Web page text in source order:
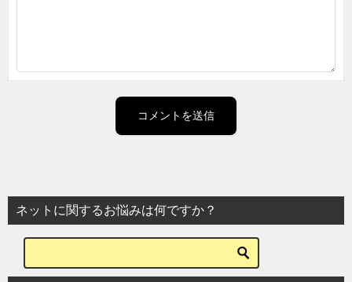
ネットに関するお悩みは何ですか？